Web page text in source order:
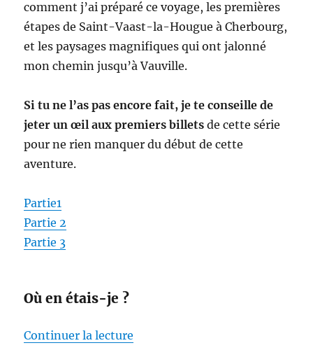
comment j’ai préparé ce voyage, les premières
étapes de Saint-Vaast-la-Hougue à Cherbourg,
et les paysages magnifiques qui ont jalonné
mon chemin jusqu’à Vauville.
Si tu ne l’as pas encore fait, je te conseille de
jeter un œil aux premiers billets de cette série
pour ne rien manquer du début de cette
aventure.
Partie1
Partie 2
Partie 3
Où en étais-je ?
Continuer la lecture